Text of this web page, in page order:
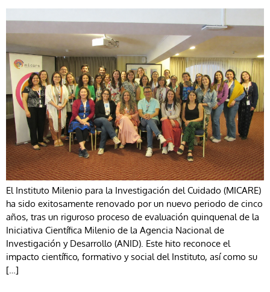
El Instituto Milenio para la Investigación del Cuidado (MICARE)
ha sido exitosamente renovado por un nuevo periodo de cinco
años, tras un riguroso proceso de evaluación quinquenal de la
Iniciativa Científica Milenio de la Agencia Nacional de
Investigación y Desarrollo (ANID). Este hito reconoce el
impacto científico, formativo y social del Instituto, así como su
[…]